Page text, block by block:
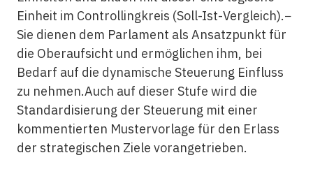
Einheit im Controllingkreis (Soll-Ist-Vergleich).−
Sie dienen dem Parlament als Ansatzpunkt für
die Oberaufsicht und ermöglichen ihm, bei
Bedarf auf die dynamische Steuerung Einfluss
zu nehmen.Auch auf dieser Stufe wird die
Standardisierung der Steuerung mit einer
kommentierten Mustervorlage für den Erlass
der strategischen Ziele vorangetrieben.